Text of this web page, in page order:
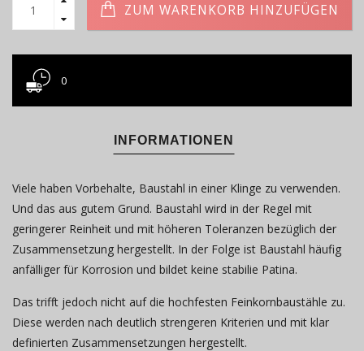
ZUM WARENKORB HINZUFÜGEN
0
INFORMATIONEN
Viele haben Vorbehalte, Baustahl in einer Klinge zu verwenden.
Und das aus gutem Grund. Baustahl wird in der Regel mit
geringerer Reinheit und mit höheren Toleranzen bezüglich der
Zusammensetzung hergestellt. In der Folge ist Baustahl häufig
anfälliger für Korrosion und bildet keine stabilie Patina.
Das trifft jedoch nicht auf die hochfesten Feinkornbaustähle zu.
Diese werden nach deutlich strengeren Kriterien und mit klar
definierten Zusammensetzungen hergestellt.